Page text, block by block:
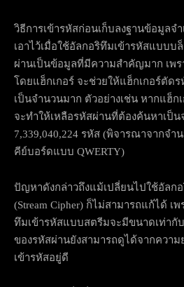
วิธีการเข้ารหัสก่อนเก็บลงฐานข้อมูลจ
เอาไว้เมื่อใช้อัลกอริทึมเข้ารหัสแบบ
ผ่านเป็นข้อมูลที่มีความสำคัญมาก เพ
โดยแฮ็กเกอร์ จะช่วยให้แฮ็กเกอร์ตัด
เป็นจำนวนมาก ตัวอย่างเช่น หากแฮ็ก
จะทำให้เหลือรหัสผ่านที่ต้องค้นหาเป็น
7,339,040,224 รหัส (พิจารณาจากจ
คีย์บอร์ดแบบ QWERTY)
ปัญหาดังกล่าวถึงแม้เปลี่ยนไปใช้อัลก
(Stream Cipher) ก็ไม่สามารถแก้ได้
ทึมเข้ารหัสแบบสตรีมจะมีขนาดเท่ากั
ของรหัสผ่านยังสามารถดูได้จากควา
เข้ารหัสอยู่ดี